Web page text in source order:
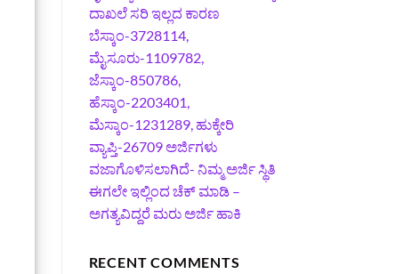
ದಾಖಲೆ ಸರಿ ಇಲ್ಲದ ಕಾರಣ
ಬೆಸ್ಕಾಂ-3728114,
ಮೈಸೂರು-1109782,
ಜೆಸ್ಕಾಂ-850786,
ಹೆಸ್ಕಾಂ-2203401,
ಮೆಸ್ಕಾಂ-1231289, ಹುಕ್ಕೇರಿ
ವ್ಯಾಪ್ತಿ-26709 ಅರ್ಜಿಗಳು
ವಜಾಗೊಳಿಸಲಾಗಿದೆ- ನಿಮ್ಮ ಅರ್ಜಿ ಸ್ಥಿತಿ
ಈಗಲೇ ಇಲ್ಲಿಂದ ಚೆಕ್ ಮಾಡಿ –
ಅಗತ್ಯವಿದ್ದರೆ ಮರು ಅರ್ಜಿ ಹಾಕಿ
RECENT COMMENTS